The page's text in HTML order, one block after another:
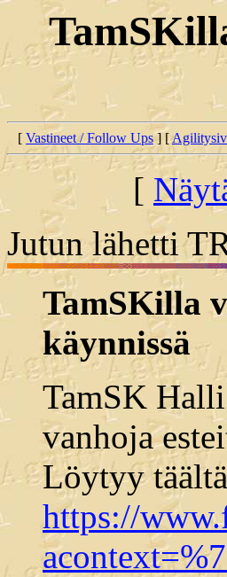
[ Vastineet / Follow Ups] [
[
Jutun lähetti
TamSKilla
käynnissä
TamSK
vanhoja
Löytyy
https://